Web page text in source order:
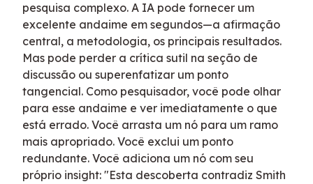
pesquisa complexo. A IA pode fornecer um
excelente andaime em segundos—a afirmação
central, a metodologia, os principais resultados.
Mas pode perder a crítica sutil na seção de
discussão ou superenfatizar um ponto
tangencial. Como pesquisador, você pode olhar
para esse andaime e ver imediatamente o que
está errado. Você arrasta um nó para um ramo
mais apropriado. Você exclui um ponto
redundante. Você adiciona um nó com seu
próprio insight: "Esta descoberta contradiz Smith